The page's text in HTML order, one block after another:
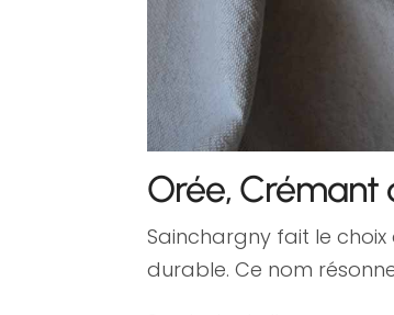
Orée, Crémant
Sainchargny fait le
durable. Ce nom